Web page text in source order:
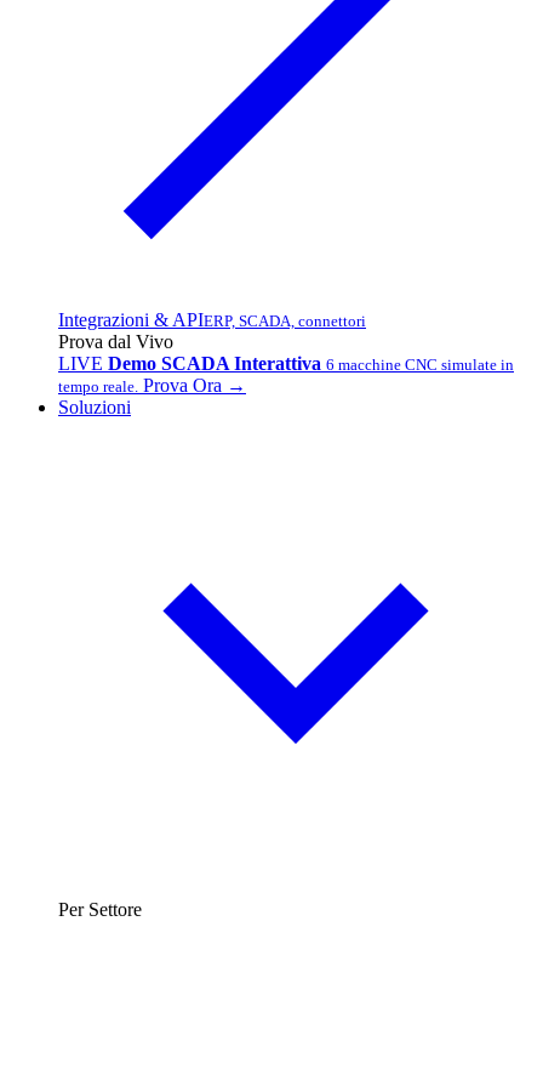
Integrazioni & APIERP, SCADA, connettori
Prova dal Vivo
LIVE Demo SCADA Interattiva 6 macchine CNC simulate in
tempo reale. Prova Ora →
Soluzioni
Per Settore